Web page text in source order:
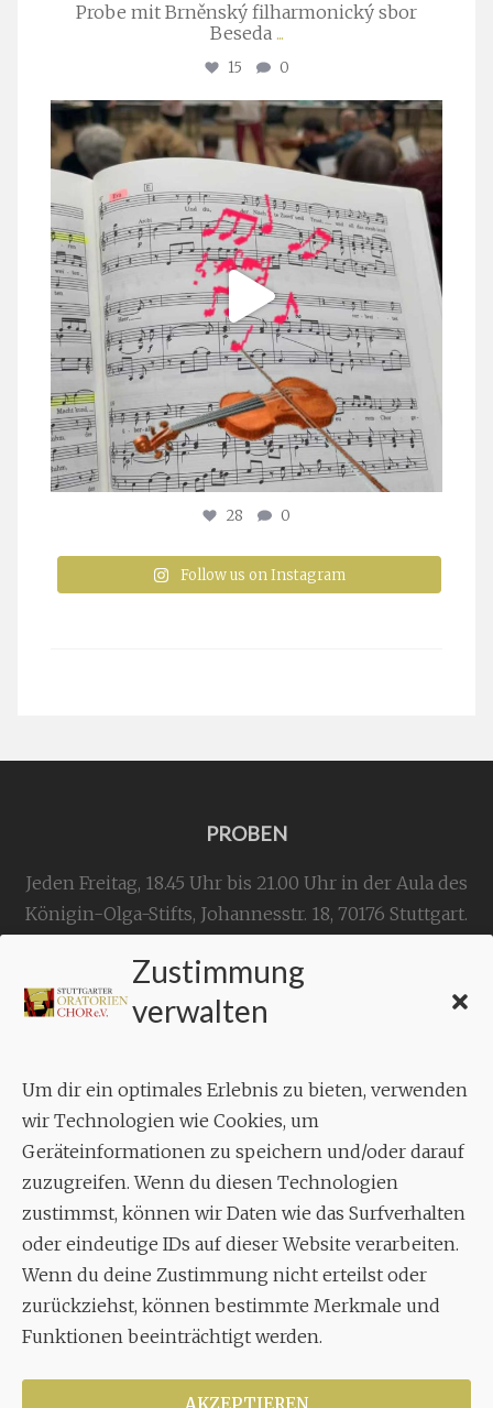
Zustimmung
verwalten
Um dir ein optimales Erlebnis zu bieten, verwenden
wir Technologien wie Cookies, um
Geräteinformationen zu speichern und/oder darauf
zuzugreifen. Wenn du diesen Technologien
zustimmst, können wir Daten wie das Surfverhalten
oder eindeutige IDs auf dieser Website verarbeiten.
Wenn du deine Zustimmung nicht erteilst oder
zurückziehst, können bestimmte Merkmale und
Funktionen beeinträchtigt werden.
AKZEPTIEREN
Probe mit Brněnský filharmonický sbor
Beseda ...
15 0
stuttgarter_oratorienchor
Juli 23
28 0
Follow us on Instagram
PROBEN
Jeden Freitag, 18.45 Uhr bis 21.00 Uhr in der Aula des
Königin-Olga-Stifts, Johannesstr. 18, 70176 Stuttgart.
KONTAKT
Geschäftsstelle:
Aixheimer Str. 18
70619 Stuttgart
MUSIK
Musikalischer Leiter:
Enrico Trummer
Tel.+49 (0)177 / 34 23 57 1
Facebook
TwitterYouTube